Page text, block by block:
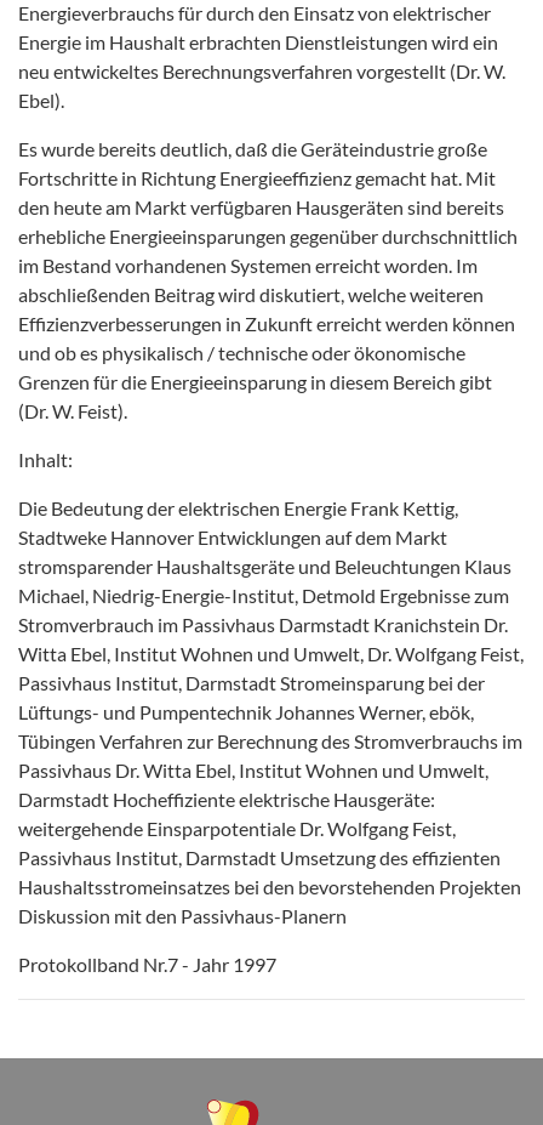
Energieverbrauchs für durch den Einsatz von elektrischer
Energie im Haushalt erbrachten Dienstleistungen wird ein
neu entwickeltes Berechnungsverfahren vorgestellt (Dr. W.
Ebel).
Es wurde bereits deutlich, daß die Geräteindustrie große
Fortschritte in Richtung Energieeffizienz gemacht hat. Mit
den heute am Markt verfügbaren Hausgeräten sind bereits
erhebliche Energieeinsparungen gegenüber durchschnittlich
im Bestand vorhandenen Systemen erreicht worden. Im
abschließenden Beitrag wird diskutiert, welche weiteren
Effizienzverbesserungen in Zukunft erreicht werden können
und ob es physikalisch / technische oder ökonomische
Grenzen für die Energieeinsparung in diesem Bereich gibt
(Dr. W. Feist).
Inhalt:
Die Bedeutung der elektrischen Energie Frank Kettig,
Stadtweke Hannover Entwicklungen auf dem Markt
stromsparender Haushaltsgeräte und Beleuchtungen Klaus
Michael, Niedrig-Energie-Institut, Detmold Ergebnisse zum
Stromverbrauch im Passivhaus Darmstadt Kranichstein Dr.
Witta Ebel, Institut Wohnen und Umwelt, Dr. Wolfgang Feist,
Passivhaus Institut, Darmstadt Stromeinsparung bei der
Lüftungs- und Pumpentechnik Johannes Werner, ebök,
Tübingen Verfahren zur Berechnung des Stromverbrauchs im
Passivhaus Dr. Witta Ebel, Institut Wohnen und Umwelt,
Darmstadt Hocheffiziente elektrische Hausgeräte:
weitergehende Einsparpotentiale Dr. Wolfgang Feist,
Passivhaus Institut, Darmstadt Umsetzung des effizienten
Haushaltsstromeinsatzes bei den bevorstehenden Projekten
Diskussion mit den Passivhaus-Planern
Protokollband Nr.7 - Jahr 1997